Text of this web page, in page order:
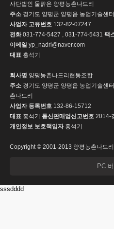
사단법인 물맑은 양평농촌나드리
주소 경기도 양평군 양평읍 농업기술센
사업자 고유번호 132-82-07247
전화031-774-5427 , 031-774-5431 팩
이메일 yp_nadri@naver.com
대표 홍석기
회사명 양평농촌나드리협동조합
주소 경기도 양평군 양평읍 농업기술센
촌나드리
사업자 등록번호 132-86-15712
대표 홍석기 통신판매업신고번호 2014-
개인정보 보호책임자홍석기
Copyright © 2001-2013 양평농촌나드
PC
sssdddd